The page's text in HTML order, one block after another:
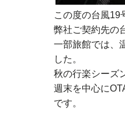
この度の台風19
弊社ご契約先の
一部旅館では、
した。
秋の行楽シーズ
週末を中心に
です。